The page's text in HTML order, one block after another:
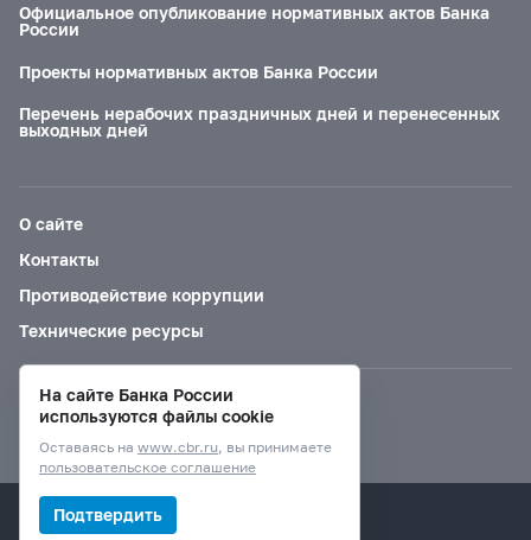
Официальное опубликование нормативных актов Банка
России
Проекты нормативных актов Банка России
Перечень нерабочих праздничных дней и перенесенных
выходных дней
О сайте
Контакты
Противодействие коррупции
Технические ресурсы
Версия для слабовидящих
© Банк России, 2000–2026.
На сайте Банка России
используются файлы cookie
Оставаясь на www.cbr.ru, вы принимаете
пользовательское соглашение
Подтвердить